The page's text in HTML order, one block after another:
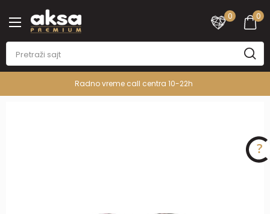
0
0
Radno vreme call centra 10-22h